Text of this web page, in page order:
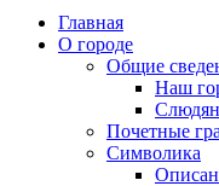
Главная
О городе
Общие
Наш
Почетные
Символика